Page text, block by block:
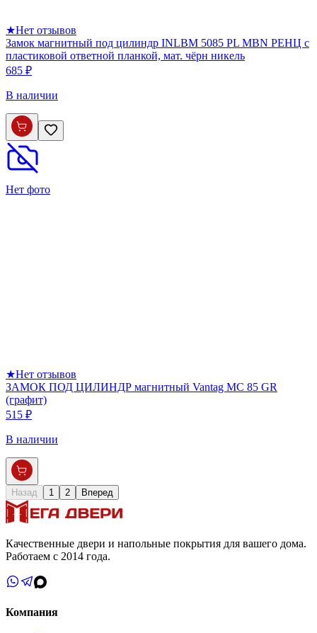
★Нет отзывов
Замок магнитный под цилиндр INLBM 5085 PL MBN РЕНЦ с
пластиковой ответной планкой, мат. чёрн никель
685 ₽
В наличии
Нет фото
★Нет отзывов
ЗАМОК ПОД ЦИЛИНДР магнитный Vantag МС 85 GR
(графит)
515 ₽
В наличии
Назад 1 2 Вперед
Качественные двери и напольные покрытия для вашего дома.
Работаем с 2014 года.
Компания